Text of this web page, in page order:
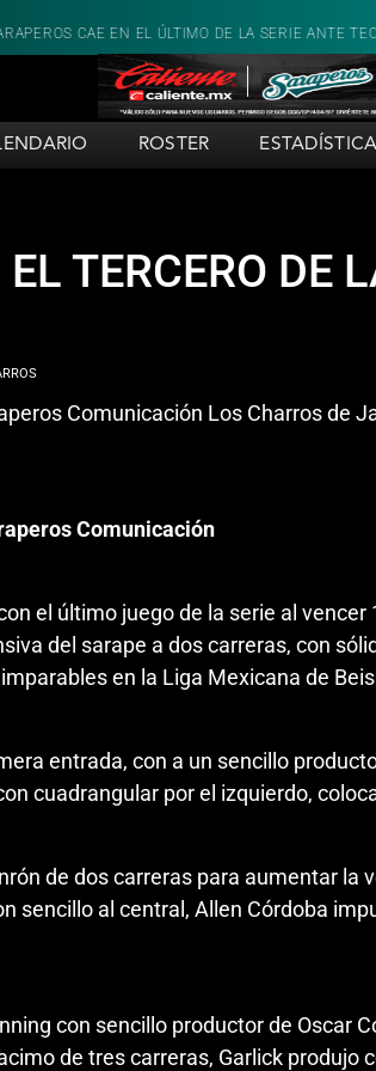
ÚLTIMO DE LA SERIE ANTE TECOS 6-4
ROSTER
TERCERO DE
Comunicación Los Charros de
Comunicación
el último juego de la serie al
del sarape a dos carreras, con
en la Liga Mexicana de
entrada, con a un sencillo
cuadrangular por el izquierdo,
de dos carreras para aumentar
sencillo al central, Allen Córdoba
con sencillo productor de Oscar
de tres carreras, Garlick